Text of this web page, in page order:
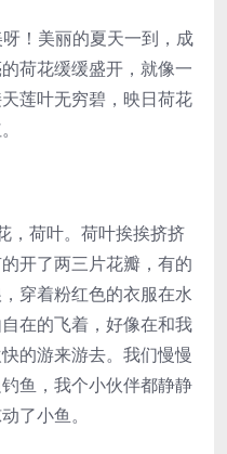
！美丽的夏天一到，成
荷花缓缓盛开，就像一
莲叶无穷碧，映日荷花
荷叶。荷叶挨挨挤挤
开了两三片花瓣，有的
穿着粉红色的衣服在水
在的飞着，好像在和我
的游来游去。我们慢慢
鱼，我个小伙伴都静静
了小鱼。